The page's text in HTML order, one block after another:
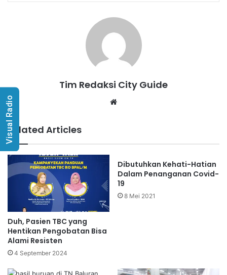
Tim Redaksi City Guide
Related Articles
Duh, Pasien TBC yang
Hentikan Pengobatan Bisa
Alami Resisten
4 September 2024
Dibutuhkan Kehati-Hatian
Dalam Penanganan Covid-
19
8 Mei 2021
Visual Radio